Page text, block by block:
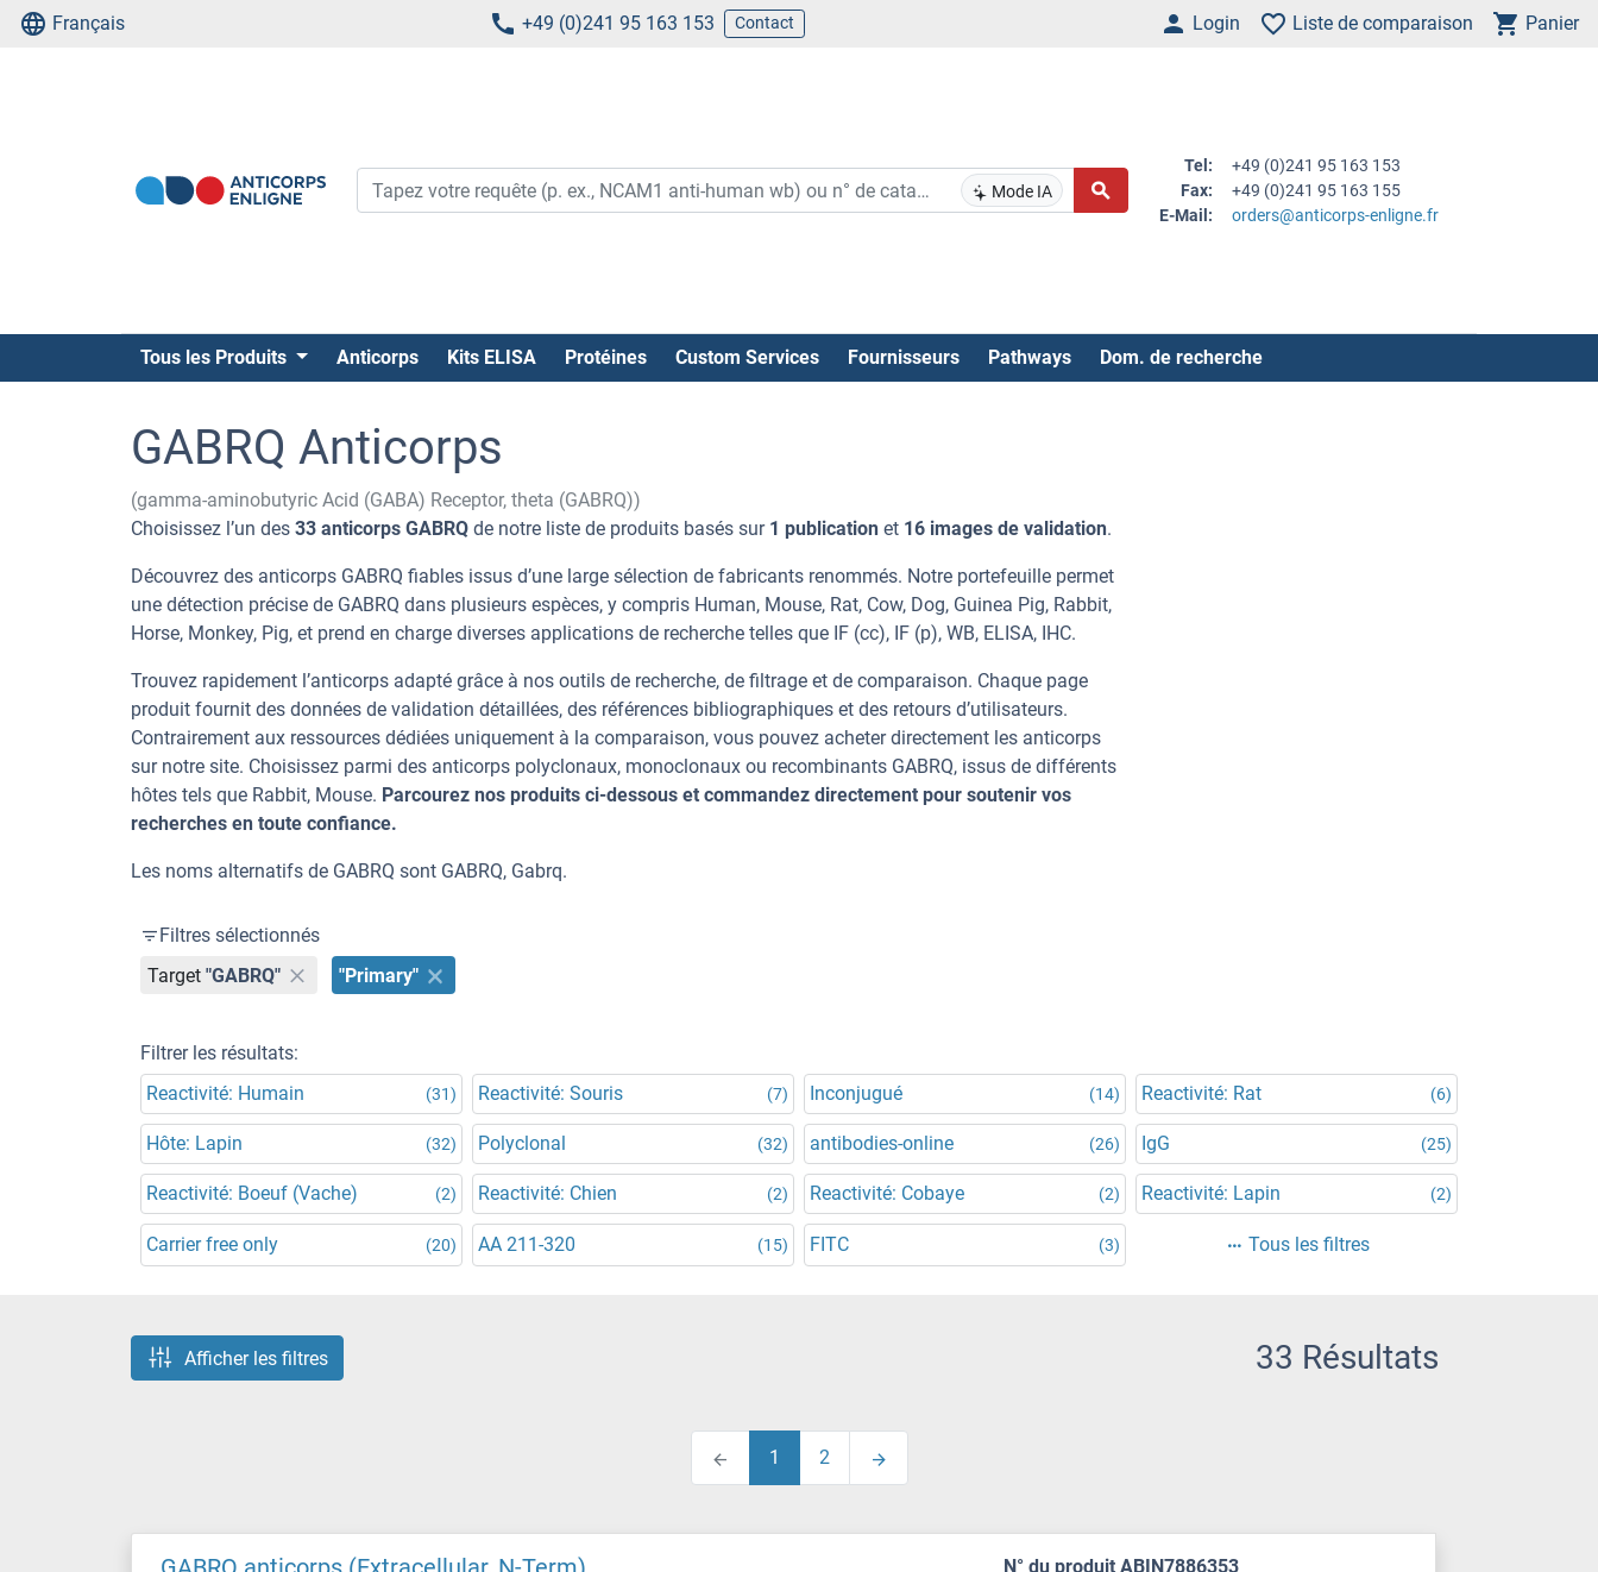
Français +49 (0)241 95 163 153 Contact Login Liste de comparaison Panier
Mode IA
Tel:
+49 (0)241 95 163 153
Fax:
+49 (0)241 95 163 155
E-Mail:
orders@anticorps-enligne.fr
Tous les Produits Anticorps Kits ELISA Protéines Custom Services Fournisseurs Pathways Dom. de recherche
GABRQ Anticorps
(gamma-aminobutyric Acid (GABA) Receptor, theta (GABRQ))
Choisissez l’un des 33 anticorps GABRQ de notre liste de produits basés sur 1 publication et 16 images de validation.
Découvrez des anticorps GABRQ fiables issus d’une large sélection de fabricants renommés. Notre portefeuille permet
une détection précise de GABRQ dans plusieurs espèces, y compris Human, Mouse, Rat, Cow, Dog, Guinea Pig, Rabbit,
Horse, Monkey, Pig, et prend en charge diverses applications de recherche telles que IF (cc), IF (p), WB, ELISA, IHC.
Trouvez rapidement l’anticorps adapté grâce à nos outils de recherche, de filtrage et de comparaison. Chaque page
produit fournit des données de validation détaillées, des références bibliographiques et des retours d’utilisateurs.
Contrairement aux ressources dédiées uniquement à la comparaison, vous pouvez acheter directement les anticorps
sur notre site. Choisissez parmi des anticorps polyclonaux, monoclonaux ou recombinants GABRQ, issus de différents
hôtes tels que Rabbit, Mouse. Parcourez nos produits ci-dessous et commandez directement pour soutenir vos
recherches en toute confiance.
Les noms alternatifs de GABRQ sont GABRQ, Gabrq.
Filtres sélectionnés
Target "GABRQ" "Primary"
Filtrer les résultats:
Reactivité: Humain
(31) Reactivité: Souris (7) Inconjugué (14) Reactivité: Rat (6)
Hôte: Lapin (32) Polyclonal (32) antibodies-online (26) IgG (25)
Reactivité: Boeuf (Vache) (2) Reactivité: Chien (2) Reactivité: Cobaye (2) Reactivité: Lapin (2)
Carrier free only (20) AA 211-320 (15) FITC (3) Tous les filtres
Afficher les filtres 33 Résultats
1 2
N° du produit ABIN7886353